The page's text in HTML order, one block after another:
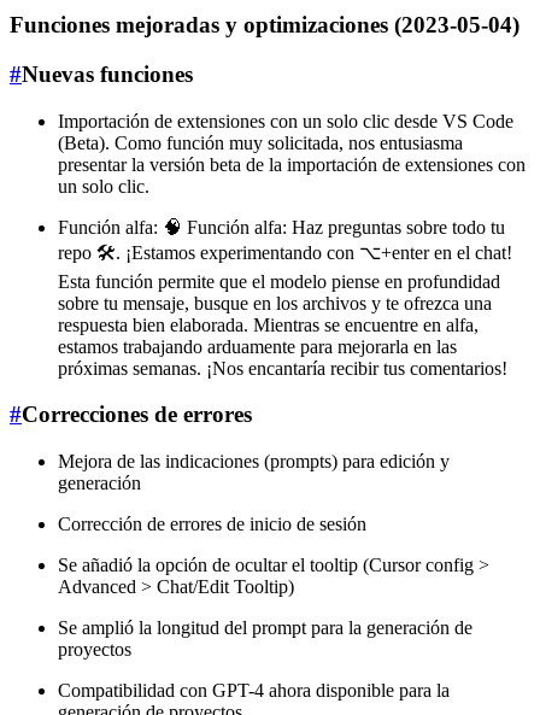
Funciones mejoradas y optimizaciones (2023-05-04)
#Nuevas funciones
Importación de extensiones con un solo clic desde VS Code
(Beta). Como función muy solicitada, nos entusiasma
presentar la versión beta de la importación de extensiones con
un solo clic.
Función alfa: 🧠 Función alfa: Haz preguntas sobre todo tu
repo 🛠️. ¡Estamos experimentando con ⌥+enter en el chat!
Esta función permite que el modelo piense en profundidad
sobre tu mensaje, busque en los archivos y te ofrezca una
respuesta bien elaborada. Mientras se encuentre en alfa,
estamos trabajando arduamente para mejorarla en las
próximas semanas. ¡Nos encantaría recibir tus comentarios!
#Correcciones de errores
Mejora de las indicaciones (prompts) para edición y
generación
Corrección de errores de inicio de sesión
Se añadió la opción de ocultar el tooltip (Cursor config >
Advanced > Chat/Edit Tooltip)
Se amplió la longitud del prompt para la generación de
proyectos
Compatibilidad con GPT-4 ahora disponible para la